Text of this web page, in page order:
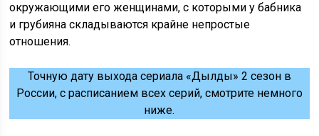
окружающими его женщинами, с которыми у бабника
и грубияна складываются крайне непростые
отношения.
Точную дату выхода сериала «Дылды» 2 сезон в
России, с расписанием всех серий, смотрите немного
ниже.